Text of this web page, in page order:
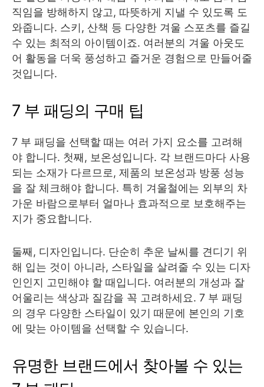
직임을 방해하지 않고, 따뜻하게 지낼 수 있도록 도
와줍니다. 스키, 산책 등 다양한 겨울 스포츠를 즐길
수 있는 최적의 아이템이죠. 여러분의 겨울 아웃도
어 활동을 더욱 풍성하고 즐거운 경험으로 만들어줄
것입니다.
7 부 패딩의 구매 팁
7 부 패딩을 선택할 때는 여러 가지 요소를 고려해
야 합니다. 첫째, 보온성입니다. 각 브랜드마다 사용
되는 소재가 다르므로, 제품의 보온성과 방풍 성능
을 잘 체크해야 합니다. 특히 겨울철에는 외부의 차
가운 바람으로부터 얼마나 효과적으로 보호해주는
지가 중요합니다.
둘째, 디자인입니다. 단순히 추운 날씨를 견디기 위
해 입는 것이 아니라, 스타일을 살려줄 수 있는 디자
인인지 고민해야 할 때입니다. 여러분의 개성과 잘
어울리는 색상과 질감을 꼭 고려하세요. 7 부 패딩
의 경우 다양한 스타일이 있기 때문에 본인의 기호
에 맞는 아이템을 선택할 수 있습니다.
유명한 브랜드에서 찾아볼 수 있는